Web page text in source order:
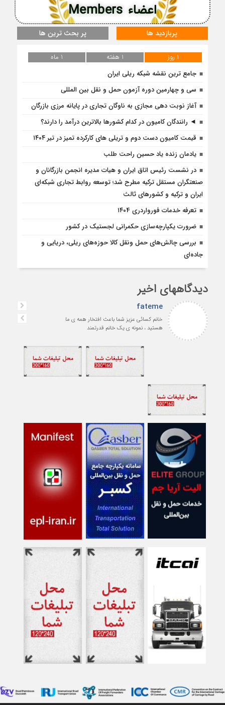
اعضاء Members
پربازدید ها پر بحث ترین ها
1 روز 1 هفته
1 ماه
جامع ترین نقشه شبکه ریلی ایران
سی و چهارمین دوره آزمون حمل و نقل بین المللی
آغاز نوبت دهی مجازی به ناوگان تجاری در پایانه مرزی بازرگان
◄ رانندگان کامیون در کدام کشورها بالاترین درآمد را دارند؟
قیمت کامیون دست دوم و تریلی‌ های کارکرده تمیز در تیر ۱۴۰۴
یادمان زنده یاد حسین راحت طلب
در نشست رئیس اتاق ایران و هیات مدیره انجمن بازرگانان و
صنعتگران مستقل ترکیه مطرح شد؛ توسعه روابط تجاری شبکه‌ای
ایران و ترکیه و کشورهای ثالث
تعرفه خدمات فورواردری ۱۴۰4
ضرورت یکپارچه‌‌سازی حکمرانی لجستیک در کشور
بررسی چالش‌های حمل ونقل کالا حوزه‌های ریلی، دریایی و
جاده‌ای
دیدگاههای اخیر
fateme
خانم کسائی عزیز شما باعث افتخار همه ی ما
هستید ، نمونه ی یک خانم قدرتمند